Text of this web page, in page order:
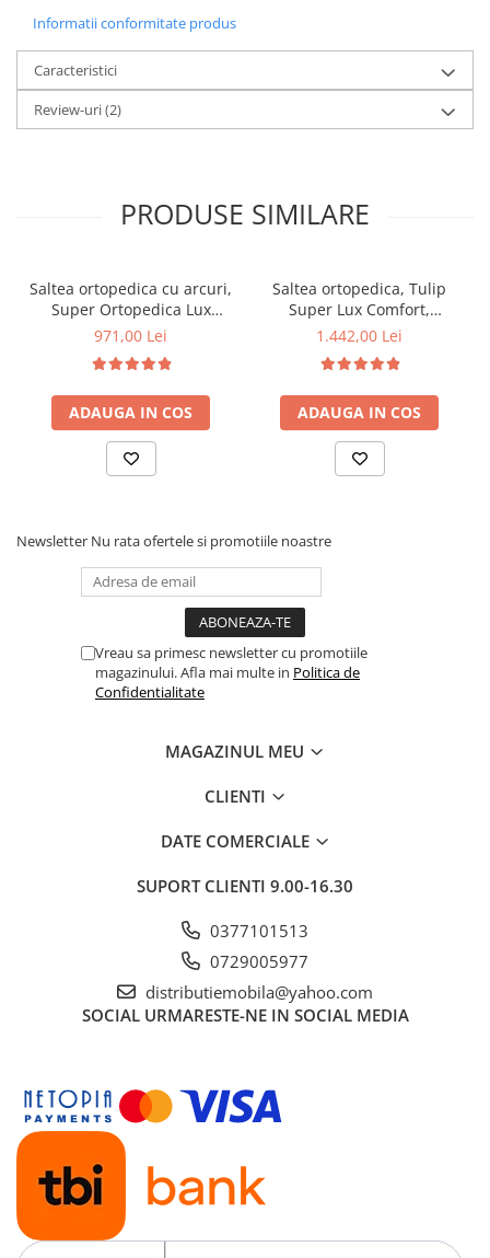
Informatii conformitate produs
Caracteristici
Review-uri(2)
PRODUSE SIMILARE
Saltea ortopedica cu arcuri,
Super Ortopedica Lux
Roma, 160x200x23cm,
tip Bonell, fata vara-iarna,
sistem aerisire perimetral,
Saltex
971,00 Lei
ADAUGA IN COS
Saltea ortopedica, Tulip
Super Lux Comfort,
160x200x30cm, fermitate
Bonell, sistem de aerisire
banda Spaceair, Saltsib
1.442,00 Lei
ADAUGA IN COS
Newsletter Nu rata ofertele si promotiile noastre
Vreau sa primesc newsletter cu promotiile
magazinului. Afla mai multe in Politica de
Confidentialitate
MAGAZINUL MEU
CLIENTI
DATE COMERCIALE
SUPORT CLIENTI 9.00-16.30
0377101513
0729005977
distributiemobila@yahoo.com
SOCIAL URMARESTE-NE IN SOCIAL MEDIA